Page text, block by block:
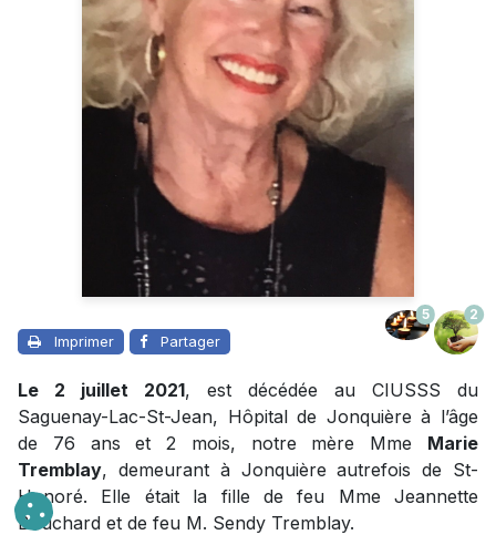
Imprimer Partager
5 2
Le 2 juillet 2021, est décédée au CIUSSS du
Saguenay-Lac-St-Jean, Hôpital de Jonquière à l’âge
de 76 ans et 2 mois, notre mère Mme Marie
Tremblay, demeurant à Jonquière autrefois de St-
Honoré. Elle était la fille de feu Mme Jeannette
Bouchard et de feu M. Sendy Tremblay.